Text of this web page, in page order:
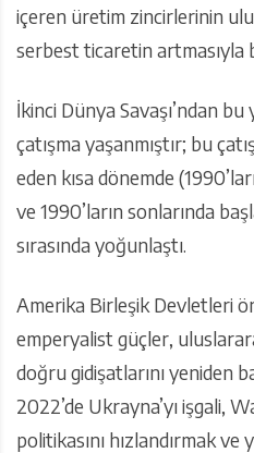
içeren üretim zincirlerinin
serbest ticaretin artmasıyla
İkinci Dünya Savaşı’ndan bu
çatışma yaşanmıştır; bu
eden kısa dönemde
ve 1990’ların sonlarında
sırasında yoğunlaştı.
Amerika Birleşik Devletleri
emperyalist güçler,
doğru gidişatlarını yeniden
2022’de Ukrayna’yı işgali,
politikasını hızlandırmak